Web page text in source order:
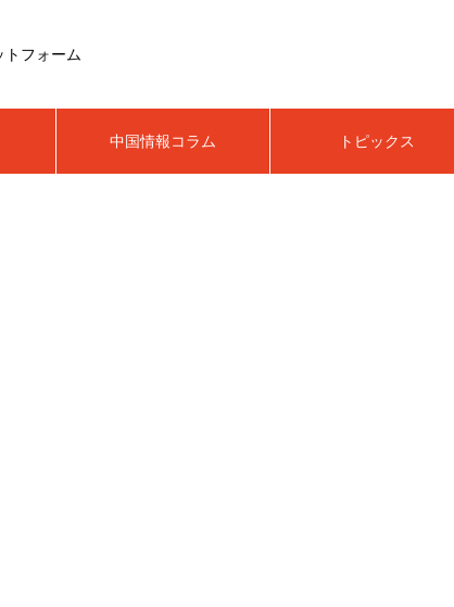
トフォーム
中国情報コラム トピックス